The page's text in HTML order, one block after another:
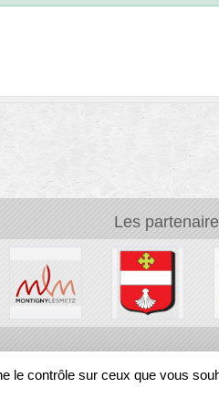
Les
le contrôle sur ceux que vous